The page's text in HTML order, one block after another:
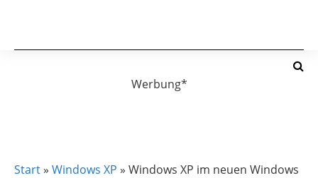
Werbung*
Start» Windows XP » Windows XP im neuen Windows